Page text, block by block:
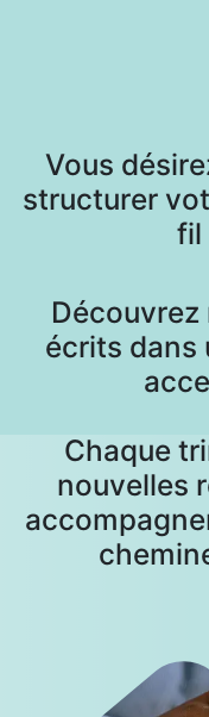
Vous
structurer
fil
Découvrez
écrits dans
Chaque
nouvelles